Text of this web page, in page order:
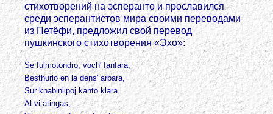
стихотворений на эсперанто и прославился
среди эсперантистов мира своими переводами
из Петёфи, предложил свой перевод
пушкинского стихотворения «Эхо»:
Se fulmotondro, voch' fanfara,
Besthurlo en la dens' arbara,
Sur knabinlipoj kanto klara
Al vi atingas,